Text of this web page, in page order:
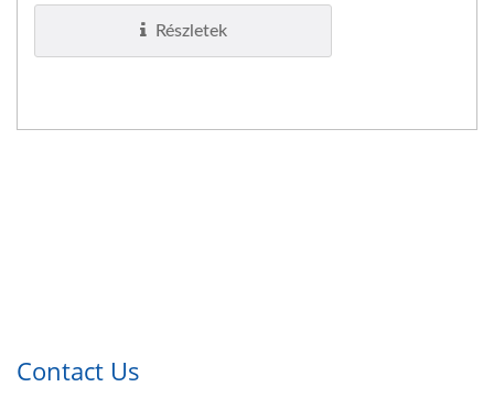
ADA előírásainak....
Részletek